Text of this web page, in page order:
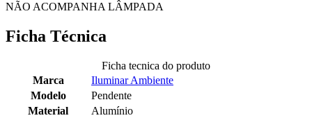
NÃO ACOMPANHA LÂMPADA
Ficha Técnica
Ficha tecnica do produto
Marca
Iluminar Ambiente
Modelo
Pendente
Material
Alumínio